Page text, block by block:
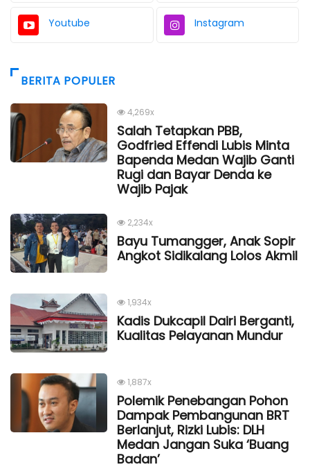
Youtube Instagram
BERITA POPULER
4,269x
Salah Tetapkan PBB,
Godfried Effendi Lubis Minta
Bapenda Medan Wajib Ganti
Rugi dan Bayar Denda ke
Wajib Pajak
2,234x
Bayu Tumangger, Anak Sopir
Angkot Sidikalang Lolos Akmil
1,934x
Kadis Dukcapil Dairi Berganti,
Kualitas Pelayanan Mundur
1,887x
Polemik Penebangan Pohon
Dampak Pembangunan BRT
Berlanjut, Rizki Lubis: DLH
Medan Jangan Suka ‘Buang
Badan’